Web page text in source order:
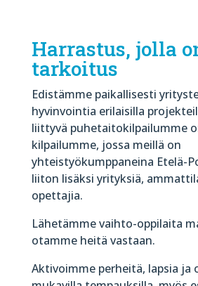
Harrastus, jolla
tarkoitus
Edistämme paikallisesti
hyvinvointia erilaisilla
liittyvä puhetaitokilpailumme
kilpailumme, jossa meillä on
yhteistyökumppaneina Etelä-
liiton lisäksi yrityksiä,
opettajia.
Lähetämme vaihto-oppilaita
otamme heitä vastaan.
Aktivoimme perheitä, lapsia ja